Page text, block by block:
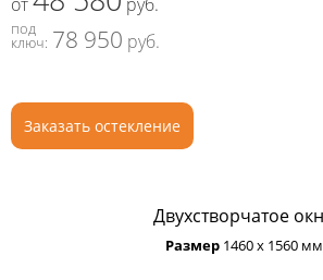
под
ключ: 78 950 руб.
Заказать остекление
Двухстворчатое
Размер1460 х 1560 мм